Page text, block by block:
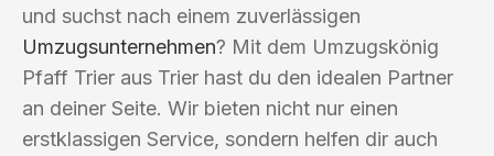
und suchst nach einem zuverlässigen
Umzugsunternehmen? Mit dem Umzugskönig
Pfaff Trier aus Trier hast du den idealen Partner
an deiner Seite. Wir bieten nicht nur einen
erstklassigen Service, sondern helfen dir auch